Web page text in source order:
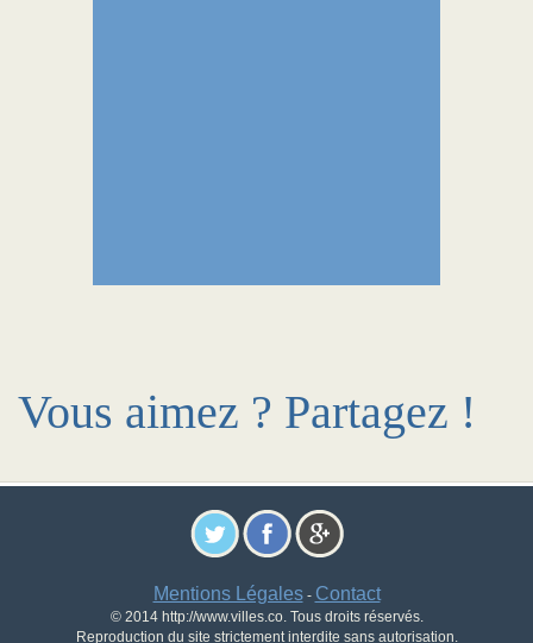
Vous aimez ? Partagez !
Mentions Légales- Contact
© 2014 http://www.villes.co. Tous droits réservés.
Reproduction du site strictement interdite sans autorisation.